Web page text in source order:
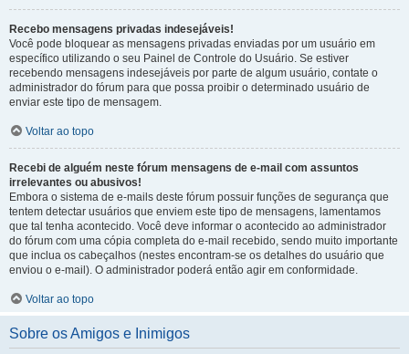
Recebo mensagens privadas indesejáveis!
Você pode bloquear as mensagens privadas enviadas por um usuário em
específico utilizando o seu Painel de Controle do Usuário. Se estiver
recebendo mensagens indesejáveis por parte de algum usuário, contate o
administrador do fórum para que possa proibir o determinado usuário de
enviar este tipo de mensagem.
Voltar ao topo
Recebi de alguém neste fórum mensagens de e-mail com assuntos
irrelevantes ou abusivos!
Embora o sistema de e-mails deste fórum possuir funções de segurança que
tentem detectar usuários que enviem este tipo de mensagens, lamentamos
que tal tenha acontecido. Você deve informar o acontecido ao administrador
do fórum com uma cópia completa do e-mail recebido, sendo muito importante
que inclua os cabeçalhos (nestes encontram-se os detalhes do usuário que
enviou o e-mail). O administrador poderá então agir em conformidade.
Voltar ao topo
Sobre os Amigos e Inimigos